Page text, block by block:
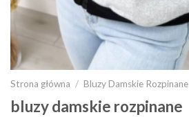
Strona główna / Bluzy Damskie Rozpinane
bluzy damskie rozpinane